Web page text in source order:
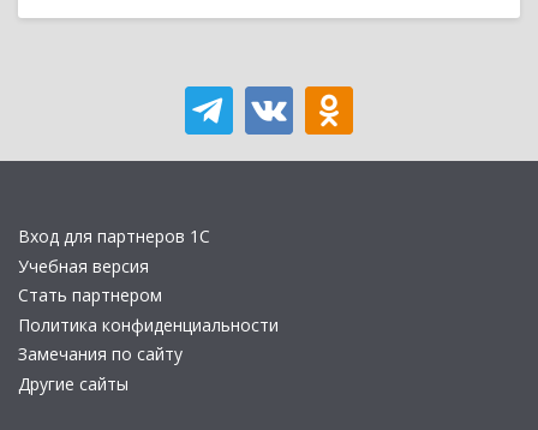
Вход для партнеров 1С
Учебная версия
Стать партнером
Политика конфиденциальности
Замечания по сайту
Другие сайты